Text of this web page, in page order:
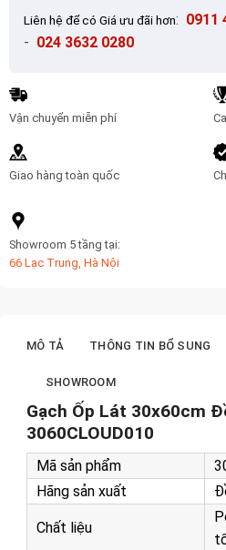
lượng
Liên hệ để có Giá ưu đãi hơn: 0911
- 024 3632 0280
Vận chuyển miễn phí
Giao hàng toàn quốc
Showroom 5 tầng tại:
66 Lạc Trung, Hà Nội
MÔ TẢ THÔNG TIN BỔ SUNG
SHOWROOM
Gạch Ốp Lát 30x60cm
3060CLOUD010
Mã sản phẩm
Hãng sản xuất
Chất liệu